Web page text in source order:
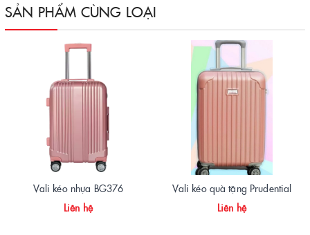
SẢN PHẨM CÙNG LOẠI
Vali kéo nhựa BG376
Liên hệ
Vali kéo quà tặng Prudential
Liên hệ